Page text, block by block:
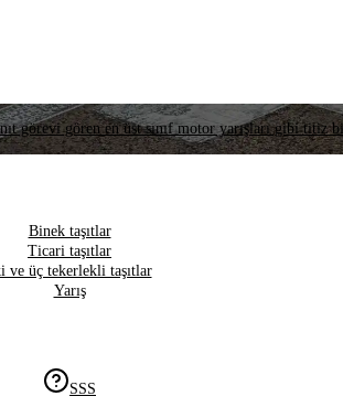
görevi gören en üst sınıf motor yarışları gibi titiz
Binek taşıtlar
Ticari taşıtlar
ve üç tekerlekli taşıtlar
Yarış
SSS